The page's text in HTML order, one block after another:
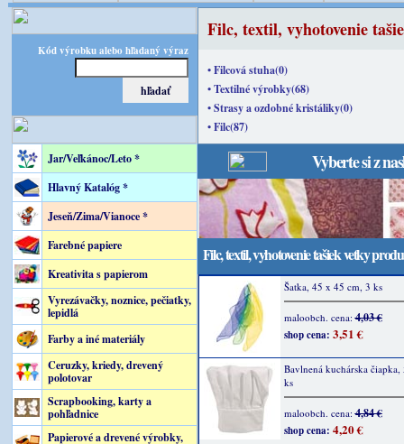
Kód výrobku alebo hľadaný výraz
Jar/Veľkánoc/Leto *
Hlavný Katalóg *
Jeseň/Zima/Vianoce *
Farebné papiere
Kreativita s papierom
Vyrezávačky, noznice, pečiatky,
lepidlá
Farby a iné materiály
Ceruzky, kriedy, drevený
polotovar
Scrapbooking, karty a
pohľadnice
Papierové a drevené výrobky,
Filc, textil, vyhotovenie
• Filcová stuha(0)
• Textilné výrobky(68)
• Strasy a ozdobné kristáliky(0)
• Filc(87)
Vyberte si z
Filc, textil, vyhotovenie tašiek vetky
Šatka, 45 x 45 cm, 3 ks
maloobch. cena:4,03 €
shop cena: 3,51 €
Bavlnená kuchárska čiapka,
ks
maloobch. cena:4,84 €
shop cena: 4,20 €